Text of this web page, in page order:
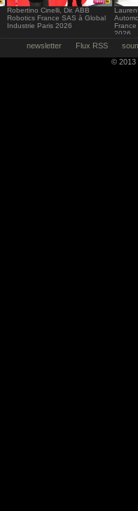
Robertino Cinelli, Dir. ABB
Robotics France SAS à Global
Industrie Paris 2026
2026
newsletter Flux RSS
© 2013